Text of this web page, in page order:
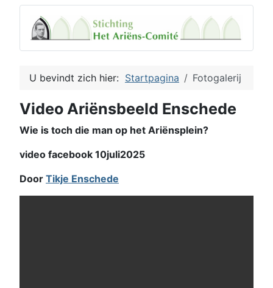
U bevindt zich hier: Startpagina Fotogalerij
Video Ariënsbeeld Enschede
Wie is toch die man op het Ariënsplein?
video facebook 10juli2025
Door Tikje Enschede